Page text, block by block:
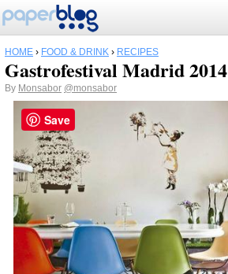
HOME › FOOD & DRINK › RECIPES
Gastrofestival Madrid 2014
By Monsabor @monsabor
Save